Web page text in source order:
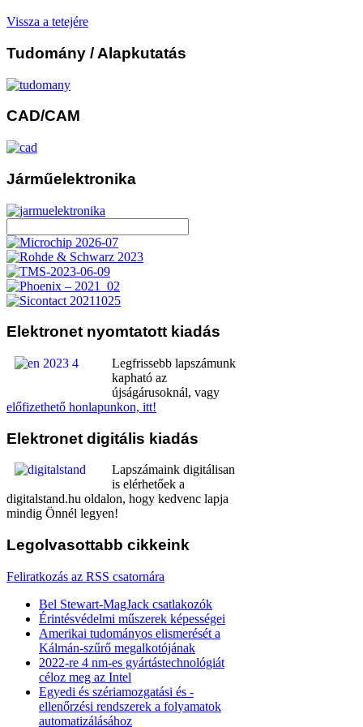
Vissza a tetejére
Tudomány / Alapkutatás
CAD/CAM
Járműelektronika
Elektronet nyomtatott kiadás
Legfrissebb lapszámunk
kapható az
újságárusoknál, vagy
előfizethető honlapunkon, itt!
Elektronet digitális kiadás
Lapszámaink digitálisan
is elérhetőek a
digitalstand.hu oldalon, hogy kedvenc lapja
mindig Önnél legyen!
Legolvasottabb cikkeink
Feliratkozás az RSS csatornára
Bel Stewart-MagJack csatlakozók
Érintésvédelmi műszerek képességei
Amerikai tudományos elismerését a
Kálmán-szűrő megalkotójának
2022-re 4 nm-es gyártástechnológiát
céloz meg az Intel
Egyedi és szériamozgatási és -
ellenőrzési rendszerek a folyamatok
automatizálásához